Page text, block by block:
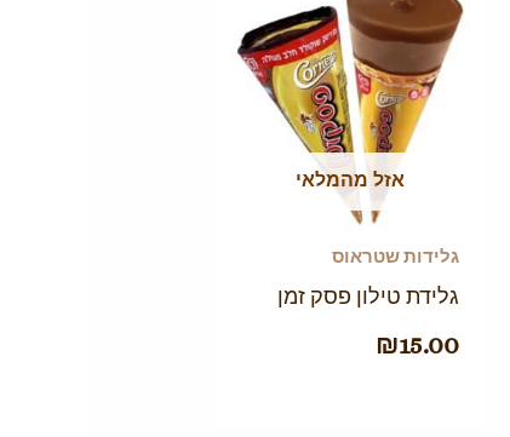
אזל מהמלאי
גלידות שטראוס
גלידת טילון פסק זמן
₪15.00